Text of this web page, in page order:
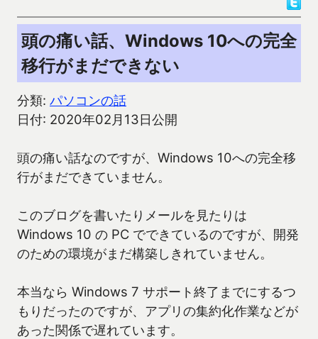
頭の痛い話、Windows 10への完全
移行がまだできない
分類: パソコンの話
日付: 2020年02月13日公開
頭の痛い話なのですが、Windows 10への完全移
行がまだできていません。
このブログを書いたりメールを見たりは
Windows 10 の PC でできているのですが、開発
のための環境がまだ構築しきれていません。
本当なら Windows 7 サポート終了までにするつ
もりだったのですが、アプリの集約化作業などが
あった関係で遅れています。